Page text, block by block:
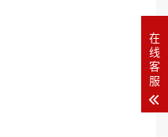
在
线
客
服